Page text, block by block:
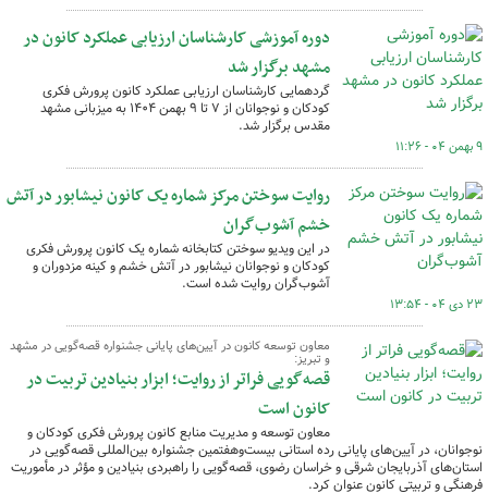
دوره آموزشی کارشناسان ارزیابی عملکرد کانون در
مشهد برگزار شد
گردهمایی کارشناسان ارزیابی عملکرد کانون پرورش فکری
کودکان و نوجوانان از ۷ تا ۹ بهمن‌ ۱۴۰۴ به میزبانی مشهد
مقدس برگزار شد.
۹ بهمن ۰۴ - ۱۱:۲۶
روایت سوختن مرکز شماره یک کانون نیشابور در آتش
خشم آشوب‌گران
در این ویدیو سوختن کتابخانه شماره یک کانون پرورش فکری
کودکان و نوجوانان نیشابور در آتش خشم و کینه مزدوران و
آشوب‌گران روایت شده است.
۲۳ دی ۰۴ - ۱۳:۵۴
معاون توسعه کانون در آیین‌های پایانی جشنواره قصه‌گویی در مشهد
و تبریز:
قصه‌گویی فراتر از روایت؛ ابزار بنیادین تربیت در
کانون است
معاون توسعه و مدیریت منابع کانون پرورش فکری کودکان و
نوجوانان، در آیین‌های پایانی رده استانی بیست‌وهفتمین جشنواره بین‌المللی قصه‌گویی در
استان‌های آذربایجان شرقی و خراسان رضوی، قصه‌گویی را راهبردی بنیادین و مؤثر در مأموریت
فرهنگی و تربیتی کانون عنوان کرد.